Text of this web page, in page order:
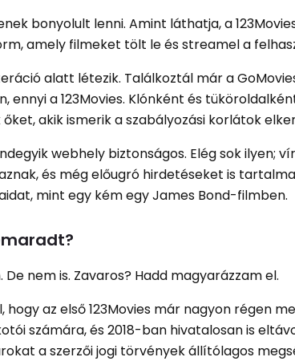
bonyolult lenni. Amint láthatja, a
amely filmeket tölt le és streamel a
alatt létezik. Találkoztál már a
ennyi a 123Movies. Klónként és
akik ismerik a szabályozási korlátok
webhely biztonságos. Elég sok ilyen;
és még előugró hirdetéseket is
mint egy kém egy James Bond-filmben.
De nem is. Zavaros? Hadd magyarázzam el.
hogy az első 123Movies már nagyon régen
számára, és 2018-ban hivatalosan is
a szerzői jogi törvények állítólagos